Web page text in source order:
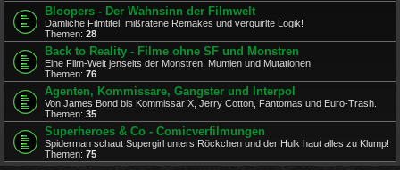
Bloopers - Der Wahnsinn der Filmwelt
Dämliche Filmtitel, mißratene Remakes und verquirlte Logik!
Themen: 28
Back to Reality - Filme ohne SF und Monstren
Eine Film-Welt jenseits der Monstren, Mumien und Mutationen.
Themen: 76
Agenten, Kommissare, Gangster und Interpol
Von James Bond bis Kommissar X, Jerry Cotton, Fantomas und Euro-Trash.
Themen: 35
Superheroes & Co - Comicverfilmungen
Spiderman schaut Supergirl unters Röckchen und der Hulk haut alles zu Klump!
Themen: 75